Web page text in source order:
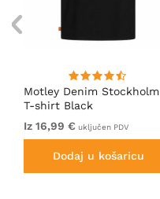
Motley Denim Stockholm
T-shirt Black
Iz 16,99 € uključen PDV
Dodaj u košaricu